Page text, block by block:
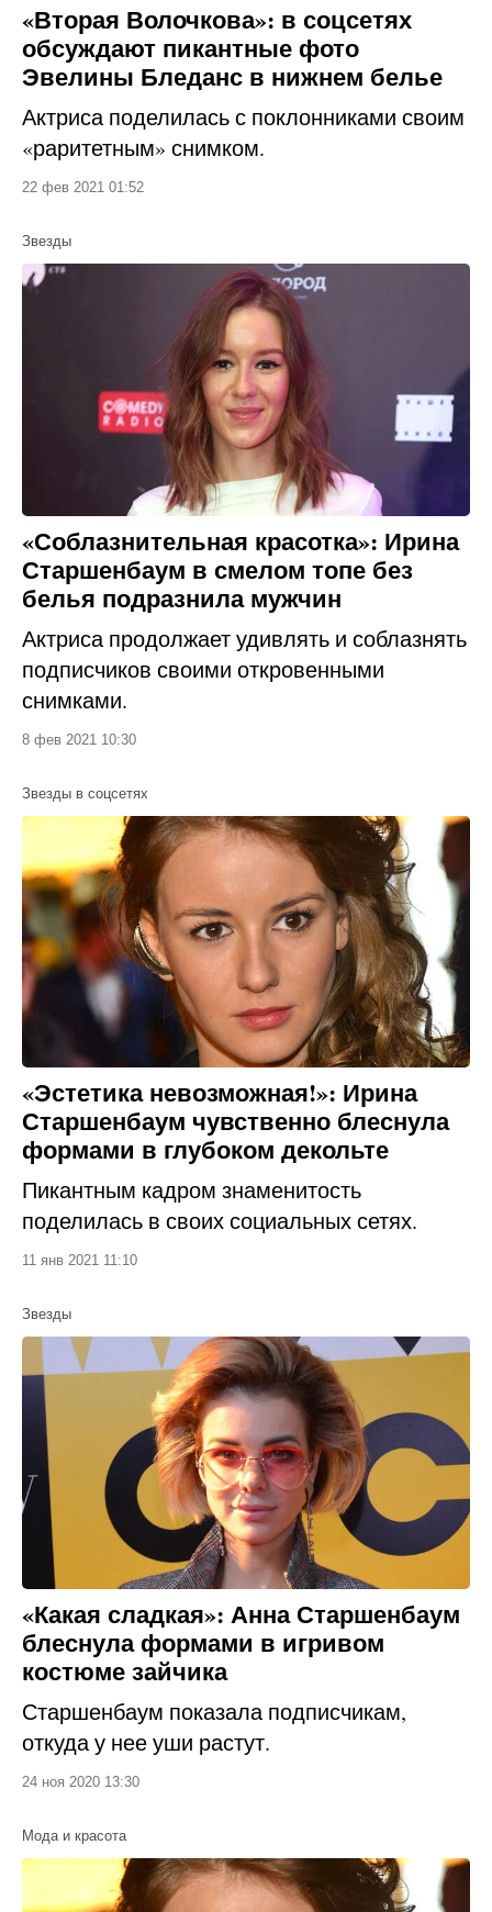
«Вторая Волочкова»: в соцсетях
обсуждают пикантные фото
Эвелины Бледанс в нижнем белье
Актриса поделилась с поклонниками своим
«раритетным» снимком.
22 фев 2021 01:52
Звезды
«Соблазнительная красотка»: Ирина
Старшенбаум в смелом топе без
белья подразнила мужчин
Актриса продолжает удивлять и соблазнять
подписчиков своими откровенными
снимками.
8 фев 2021 10:30
Звезды в соцсетях
«Эстетика невозможная!»: Ирина
Старшенбаум чувственно блеснула
формами в глубоком декольте
Пикантным кадром знаменитость
поделилась в своих социальных сетях.
11 янв 2021 11:10
Звезды
«Какая сладкая»: Анна Старшенбаум
блеснула формами в игривом
костюме зайчика
Старшенбаум показала подписчикам,
откуда у нее уши растут.
24 ноя 2020 13:30
Мода и красота